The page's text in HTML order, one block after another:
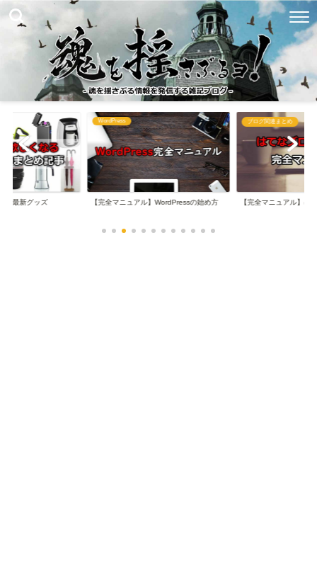
る最新グッズ
WordPress
【完全マニュアル】WordPressの始め方
ブログ関連まとめ
【完全マニュアル】は